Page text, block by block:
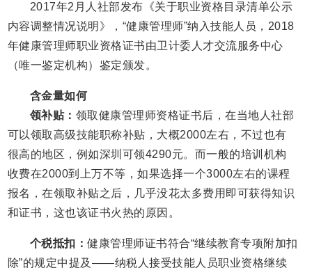
2017年2月人社部发布《关于职业资格目录清单公示
内容调整情况说明》，“健康管理师”纳入技能人员，2018
年健康管理师职业资格证书由卫计委人才交流服务中心
（唯一鉴定机构）鉴定颁发。
含金量如何
领补贴： 领取健康管理师资格证书后，在当地人社部
可以领取高级技能职称补贴，大概2000左右，不过也有
很高的地区，例如深圳可领4290元。而一般的培训机构
收费在2000到上万不等，如果选择一个3000左右的课程
报名，在领取补贴之后，几乎没花太多费用即可获得知识
和证书，这也该证书火热的原因。
个税抵扣：健康管理师证书符合“继续教育专项附加扣
除”的规定中提及——纳税人接受技能人员职业资格继续